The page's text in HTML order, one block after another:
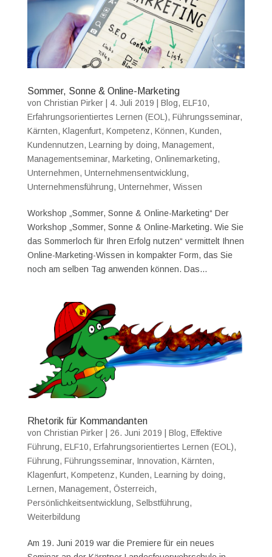
Sommer, Sonne & Online-Marketing
von Christian Pirker| 4. Juli 2019 Blog, ELF10,
Erfahrungsorientiertes Lernen (EOL), Führungsseminar,
Kärnten, Klagenfurt, Kompetenz, Können, Kunden,
Kundennutzen, Learning by doing, Management,
Managementseminar, Marketing, Onlinemarketing,
Unternehmen, Unternehmensentwicklung,
Unternehmensführung, Unternehmer, Wissen
Workshop „Sommer, Sonne & Online-Marketing“ Der
Workshop „Sommer, Sonne & Online-Marketing. Wie Sie
das Sommerloch für Ihren Erfolg nutzen“ vermittelt Ihnen
Online-Marketing-Wissen in kompakter Form, das Sie
noch am selben Tag anwenden können. Das...
Rhetorik für Kommandanten
von Christian Pirker| 26. Juni 2019 Blog, Effektive
Führung, ELF10, Erfahrungsorientiertes Lernen (EOL),
Führung, Führungsseminar, Innovation, Kärnten,
Klagenfurt, Kompetenz, Kunden, Learning by doing,
Lernen, Management, Österreich,
Persönlichkeitsentwicklung, Selbstführung,
Weiterbildung
Am 19. Juni 2019 war die Premiere für ein neues